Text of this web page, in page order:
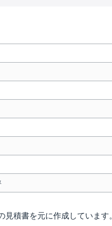
積書を元に作成しています。